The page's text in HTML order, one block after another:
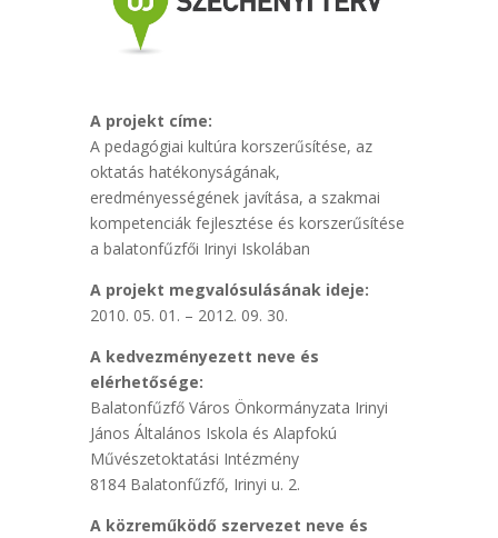
A projekt címe:
A pedagógiai kultúra korszerűsítése, az
oktatás hatékonyságának,
eredményességének javítása, a szakmai
kompetenciák fejlesztése és korszerűsítése
a balatonfűzfői Irinyi Iskolában
A projekt megvalósulásának ideje:
2010. 05. 01. – 2012. 09. 30.
A kedvezményezett neve és
elérhetősége:
Balatonfűzfő Város Önkormányzata Irinyi
János Általános Iskola és Alapfokú
Művészetoktatási Intézmény
8184 Balatonfűzfő, Irinyi u. 2.
A közreműködő szervezet neve és